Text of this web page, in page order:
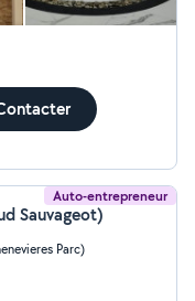
Auto-entrepreneur
Sauvageot)
Parc)